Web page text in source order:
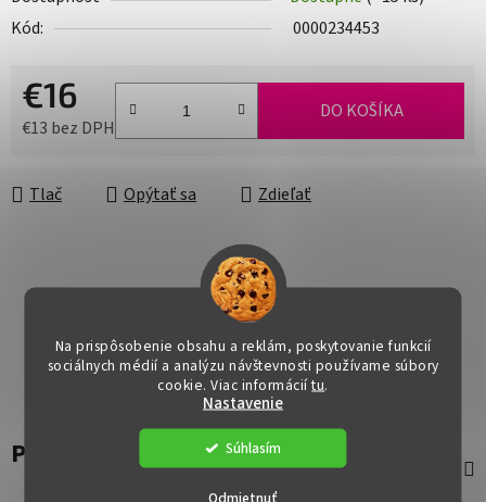
Na prispôsobenie obsahu a reklám, poskytovanie funkcií
sociálnych médií a analýzu návštevnosti používame súbory
cookie. Viac informáciítu.
Nastavenie
Odmietnuť
Súhlasím
Kód:
0000234453
€16
€13 bez DPH
DO KOŠÍKA
Tlač Opýtať sa Zdieľať
Popis